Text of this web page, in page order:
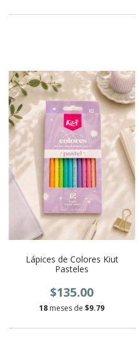
Lápices de Colores Kiut
Pasteles
$135.00
18 meses de$9.79